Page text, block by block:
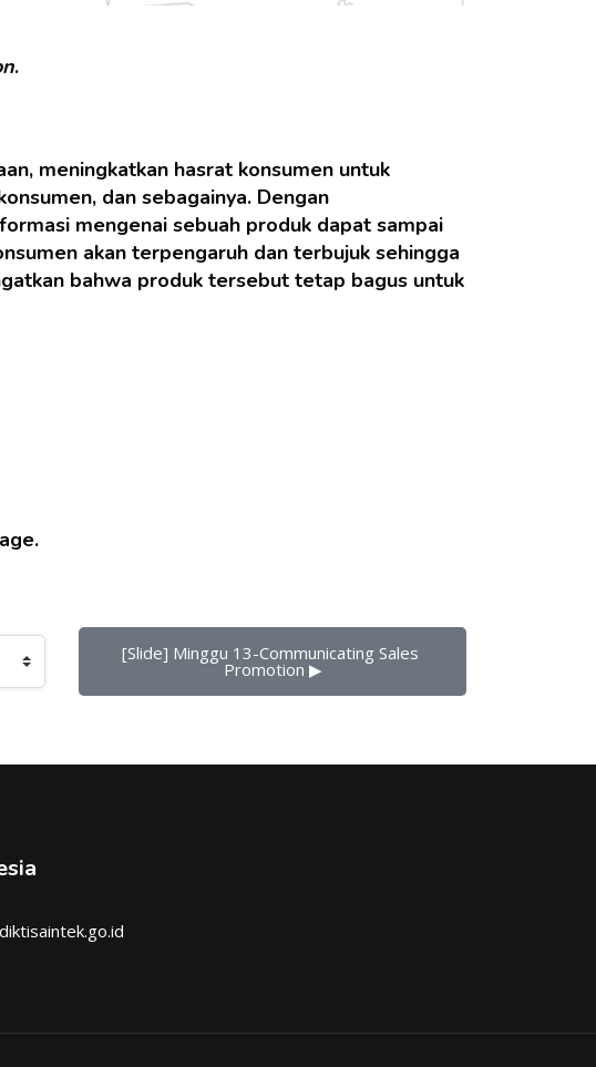
.
meningkatkan hasrat konsumen untuk
dan sebagainya. Dengan
mengenai sebuah produk dapat sampai
akan terpengaruh dan terbujuk sehingga
bahwa produk tersebut tetap bagus untuk
[Slide] Minggu 13-Communicating Sales
Promotion ▶︎